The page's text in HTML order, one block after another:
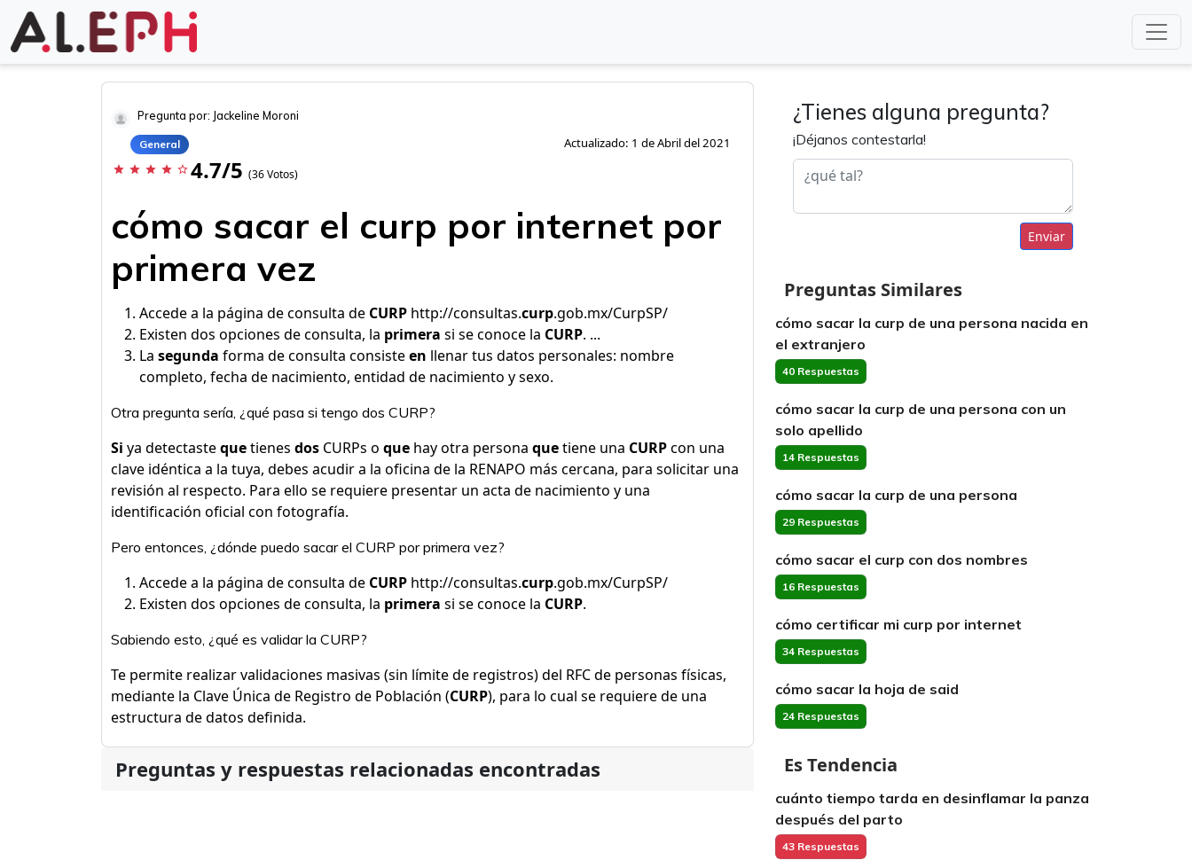
Pregunta por: Jackeline Moroni
General Actualizado: 1 de Abril del 2021
star star star star star_border 4.7/5 (36 Votos)
cómo sacar el curp por internet por
primera vez
Accede a la página de consulta de CURP http://consultas.curp.gob.mx/CurpSP/
Existen dos opciones de consulta, la primera si se conoce la CURP. ...
La segunda forma de consulta consisteen llenar tus datos personales: nombre
completo, fecha de nacimiento, entidad de nacimiento y sexo.
Otra pregunta sería, ¿qué pasa si tengo dos CURP?
Si ya detectastequetienes dos CURPs o que hay otra persona quetiene una CURPcon una
clave idéntica a la tuya, debes acudir a la oficina de la RENAPO más cercana, para solicitar una
revisión al respecto. Para ello se requiere presentar un acta de nacimiento y una
identificación oficial con fotografía.
Pero entonces, ¿dónde puedo sacar el CURP por primera vez?
Accede a la página de consulta de CURP http://consultas.curp.gob.mx/CurpSP/
Existen dos opciones de consulta, la primera si se conoce la CURP.
Sabiendo esto, ¿qué es validar la CURP?
Te permite realizar validaciones masivas (sin límite de registros) del RFC de personas físicas,
mediante la Clave Única de Registro de Población (CURP), para lo cual se requiere de una
estructura de datos definida.
Preguntas y respuestas relacionadas encontradas
¿Tienes alguna pregunta?
¡Déjanos contestarla!
Enviar
Preguntas Similares
cómo sacar la curp de una persona nacida en
el extranjero
40 Respuestas
cómo sacar la curp de una persona con un
solo apellido
14 Respuestas
cómo sacar la curp de una persona
29 Respuestas
cómo sacar el curp con dos nombres
16 Respuestas
cómo certificar mi curp por internet
34 Respuestas
cómo sacar la hoja de said
24 Respuestas
Es Tendencia
cuánto tiempo tarda en desinflamar la panza
después del parto
43 Respuestas